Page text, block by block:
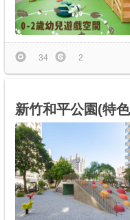
商家合作
推薦景點
討論區
聯絡我們
APP下載
34 2
新竹和平公園(特